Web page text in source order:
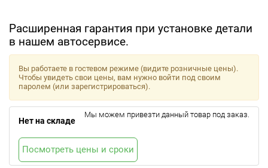
Расширенная гарантия при установке детали
в нашем автосервисе.
Вы работаете в гостевом режиме (видите розничные цены).
Чтобы увидеть свои цены, вам нужно войти под своим
паролем (или зарегистрироваться).
Нет на складе
Мы можем привезти данный товар под заказ.
Посмотреть цены и сроки